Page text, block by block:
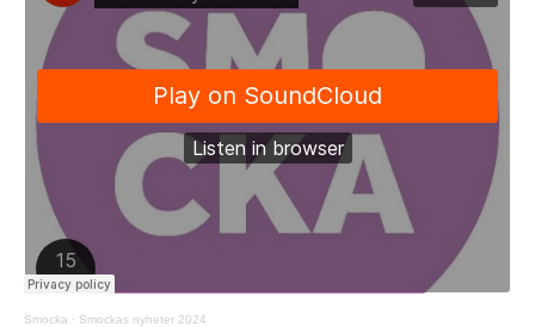
Smocka · Smockas nyheter 2024